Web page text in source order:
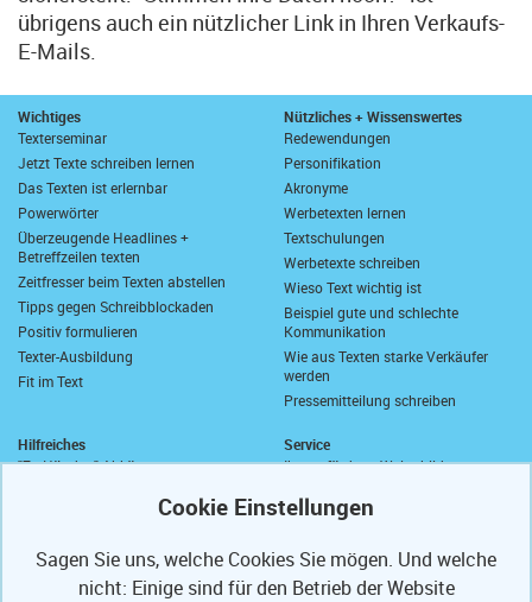
übrigens auch ein nützlicher Link in Ihren Verkaufs-
E-Mails.
Wichtiges
Texterseminar
Jetzt Texte schreiben lernen
Das Texten ist erlernbar
Powerwörter
Überzeugende Headlines +
Betreffzeilen texten
Zeitfresser beim Texten abstellen
Tipps gegen Schreibblockaden
Positiv formulieren
Texter-Ausbildung
Fit im Text
Nützliches + Wissenswertes
Redewendungen
Personifikation
Akronyme
Werbetexten lernen
Textschulungen
Werbetexte schreiben
Wieso Text wichtig ist
Beispiel gute und schlechte
Kommunikation
Wie aus Texten starke Verkäufer
werden
Pressemitteilung schreiben
Hilfreiches
"Zu Händen" Abkürzung
Wie schreibt man "wie viel"?
Längstes deutsches Wort
Anrede in E-Mails
Service
Ihre geförderte Weiterbildung
Ihre Texterfibel
Homepage-Test
Muster-Widerrufsformular
Sagen Sie uns, welche Cookies Sie mögen. Und welche
nicht: Einige sind für den Betrieb der Website